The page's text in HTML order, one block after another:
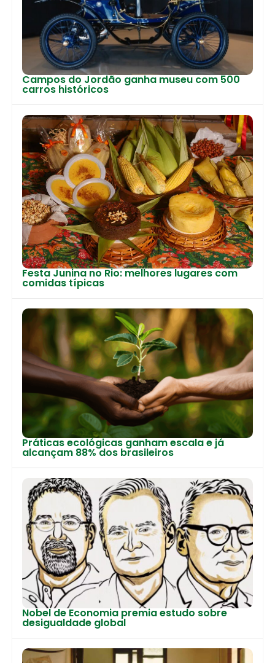
Campos do Jordão ganha museu com 500
carros históricos
Festa Junina no Rio: melhores lugares com
comidas típicas
Práticas ecológicas ganham escala e já
alcançam 88% dos brasileiros
Nobel de Economia premia estudo sobre
desigualdade global